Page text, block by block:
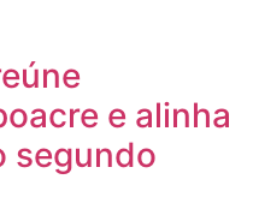
e alinha
segundo